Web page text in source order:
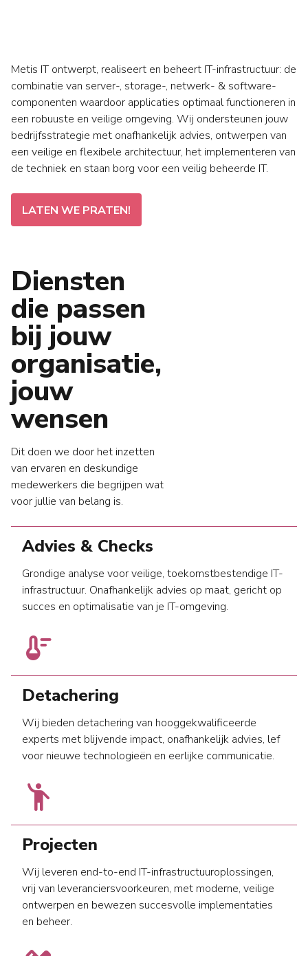
Metis IT ontwerpt, realiseert en beheert IT-infrastructuur: de
combinatie van server-, storage-, netwerk- & ­software-
componenten waardoor applicaties optimaal functioneren in
een robuuste en veilige omgeving. Wij ondersteunen jouw
bedrijfsstrategie met onafhankelijk advies, ontwerpen van
een veilige en flexibele architectuur, het implementeren van
de techniek en staan borg voor een veilig beheerde IT.
LATEN WE PRATEN!
Diensten
die passen
bij jouw
organisatie,
jouw
wensen
Dit doen we door het inzetten
van ervaren en deskundige
medewerkers die begrijpen wat
voor jullie van belang is.
Advies & Checks
Grondige analyse voor veilige, toekomstbestendige IT-
infrastructuur. Onafhankelijk advies op maat, gericht op
succes en optimalisatie van je IT-omgeving.
thermostat
Detachering
Wij bieden detachering van hooggekwalificeerde
experts met blijvende impact, onafhankelijk advies, lef
voor nieuwe technologieën en eerlijke communicatie.
emoji_people
Projecten
Wij leveren end-to-end IT-infrastructuuroplossingen,
vrij van leveranciersvoorkeuren, met moderne, veilige
ontwerpen en bewezen succesvolle implementaties
en beheer.